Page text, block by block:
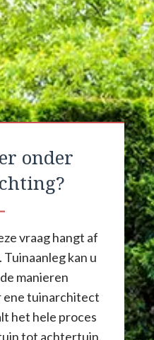
onder
vraag hangt af
Tuinaanleg kan u
manieren
tuinarchitect
het hele proces
tot achtertuin,